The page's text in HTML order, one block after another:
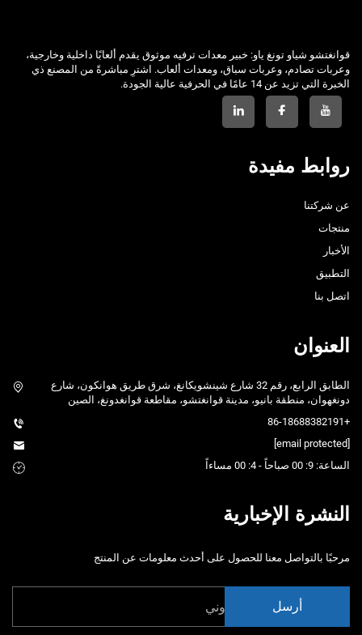
قوانغتشو شياو تونغ ياو: خبير معدات ترفيه موثوق يقدم ألعابًا داخلية وخارجية،
وعربات تصادم، وعربات سباق، ومعدات ألعاب. اشترِ مباشرةً من المصنع ذي
الخبرة التي تزيد عن 14 عامًا في الحرفية عالية الجودة.
روابط مفيدة
عن شركتنا
منتجات
الأخبار
التطبيق
اتصل بنا
العنوان
الطابق الرابع، رقم 32 شارع شينشويكانغ، شرق طريق هوانكون، شارع
دونغهوان، منطقة بانيو، مدينة قوانغتشو، مقاطعة قوانغدونغ، الصين
+86-18688382191
الساعة: 9: 00 صباحاً - 4: 00 مساءاً
النشرة الإخبارية
مرحبًا بالتواصل معنا للحصول على أحدث معلومات عن المنتج
أرسل